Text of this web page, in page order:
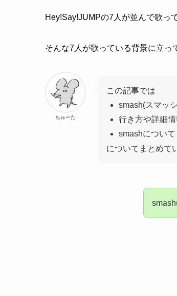
Hey!Say!JUMPの7人が並んで歌っ
そんな7人が歌っている背景に立っ
ちゅーた
この記事では
smash(スマッ
行き方や詳細情
smashについて
についてまとめて